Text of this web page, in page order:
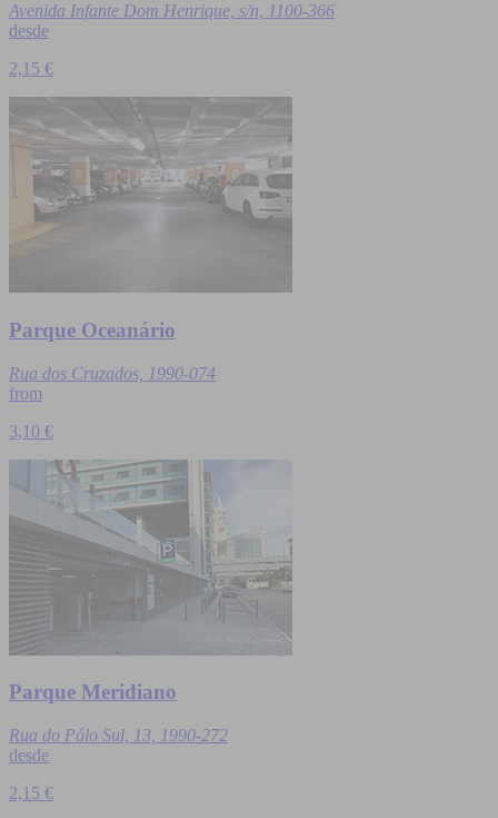
Avenida Infante Dom Henrique, s/n, 1100-366
desde
2,15 €
Parque Oceanário
Rua dos Cruzados, 1990-074
from
3,10 €
Parque Meridiano
Rua do Pólo Sul, 13, 1990-272
desde
2,15 €